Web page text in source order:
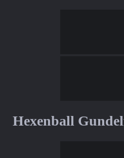
Hexenball